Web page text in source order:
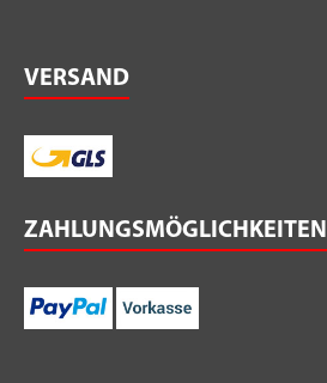
VERSAND
ZAHLUNGSMÖGLICHKEITEN